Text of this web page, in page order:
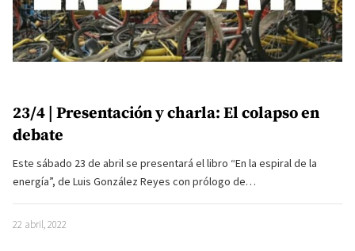
23/4 | Presentación y charla: El colapso en
debate
Este sábado 23 de abril se presentará el libro “En la espiral de la
energía”, de Luis González Reyes con prólogo de…
22 abril, 2022